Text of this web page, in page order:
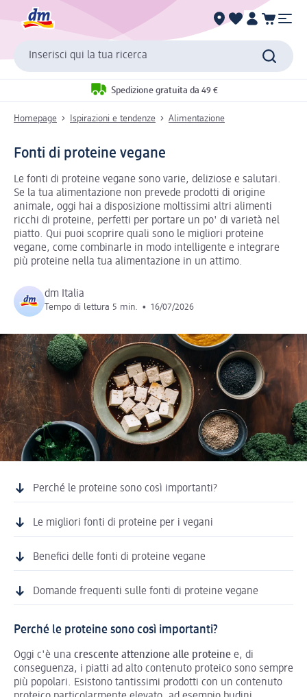
Inserisci qui la tua ricerca
Spedizione gratuita da 49 €
Homepage Ispirazioni e tendenze Alimentazione
Fonti di proteine vegane
Le fonti di proteine vegane sono varie, deliziose e salutari.
Se la tua alimentazione non prevede prodotti di origine
animale, oggi hai a disposizione moltissimi altri alimenti
ricchi di proteine, perfetti per portare un po' di varietà nel
piatto. Qui puoi scoprire quali sono le migliori proteine
vegane, come combinarle in modo intelligente e integrare
più proteine nella tua alimentazione in un attimo.
dm Italia
Tempo di lettura 5 min. • 16/07/2026
Perché le proteine sono così importanti?
Le migliori fonti di proteine per i vegani
Benefici delle fonti di proteine vegane
Domande frequenti sulle fonti di proteine vegane
Perché le proteine sono così importanti?
Oggi c'è una crescente attenzione alle proteine e, di
conseguenza, i piatti ad alto contenuto proteico sono sempre
più popolari. Esistono tantissimi prodotti con un contenuto